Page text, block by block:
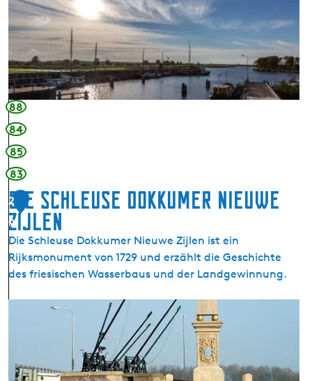
8
88
84
85
83
2
9
Die Schleuse Dokkumer Nieuwe
Zijlen
Die Schleuse Dokkumer Nieuwe Zijlen ist ein
Rijksmonument von 1729 und erzählt die Geschichte
des friesischen Wasserbaus und der Landgewinnung.
c